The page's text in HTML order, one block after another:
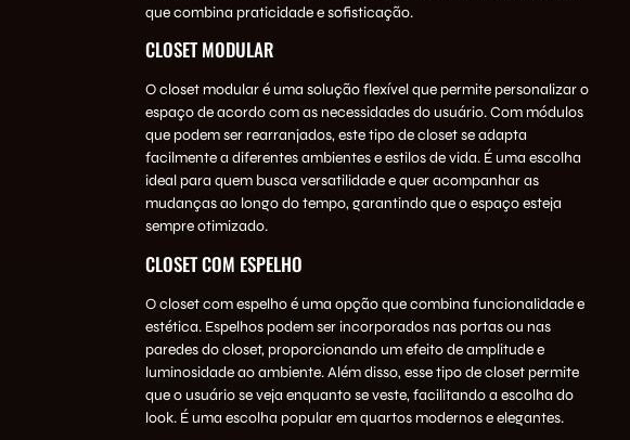
que combina praticidade e sofisticação.
CLOSET MODULAR
O closet modular é uma solução flexível que permite personalizar o
espaço de acordo com as necessidades do usuário. Com módulos
que podem ser rearranjados, este tipo de closet se adapta
facilmente a diferentes ambientes e estilos de vida. É uma escolha
ideal para quem busca versatilidade e quer acompanhar as
mudanças ao longo do tempo, garantindo que o espaço esteja
sempre otimizado.
CLOSET COM ESPELHO
O closet com espelho é uma opção que combina funcionalidade e
estética. Espelhos podem ser incorporados nas portas ou nas
paredes do closet, proporcionando um efeito de amplitude e
luminosidade ao ambiente. Além disso, esse tipo de closet permite
que o usuário se veja enquanto se veste, facilitando a escolha do
look. É uma escolha popular em quartos modernos e elegantes.